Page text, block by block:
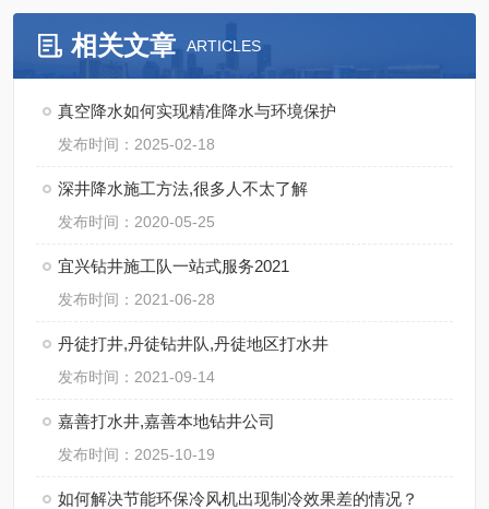
相关文章 ARTICLES
真空降水如何实现精准降水与环境保护
发布时间：2025-02-18
深井降水施工方法,很多人不太了解
发布时间：2020-05-25
宜兴钻井施工队一站式服务2021
发布时间：2021-06-28
丹徒打井,丹徒钻井队,丹徒地区打水井
发布时间：2021-09-14
嘉善打水井,嘉善本地钻井公司
发布时间：2025-10-19
如何解决节能环保冷风机出现制冷效果差的情况？